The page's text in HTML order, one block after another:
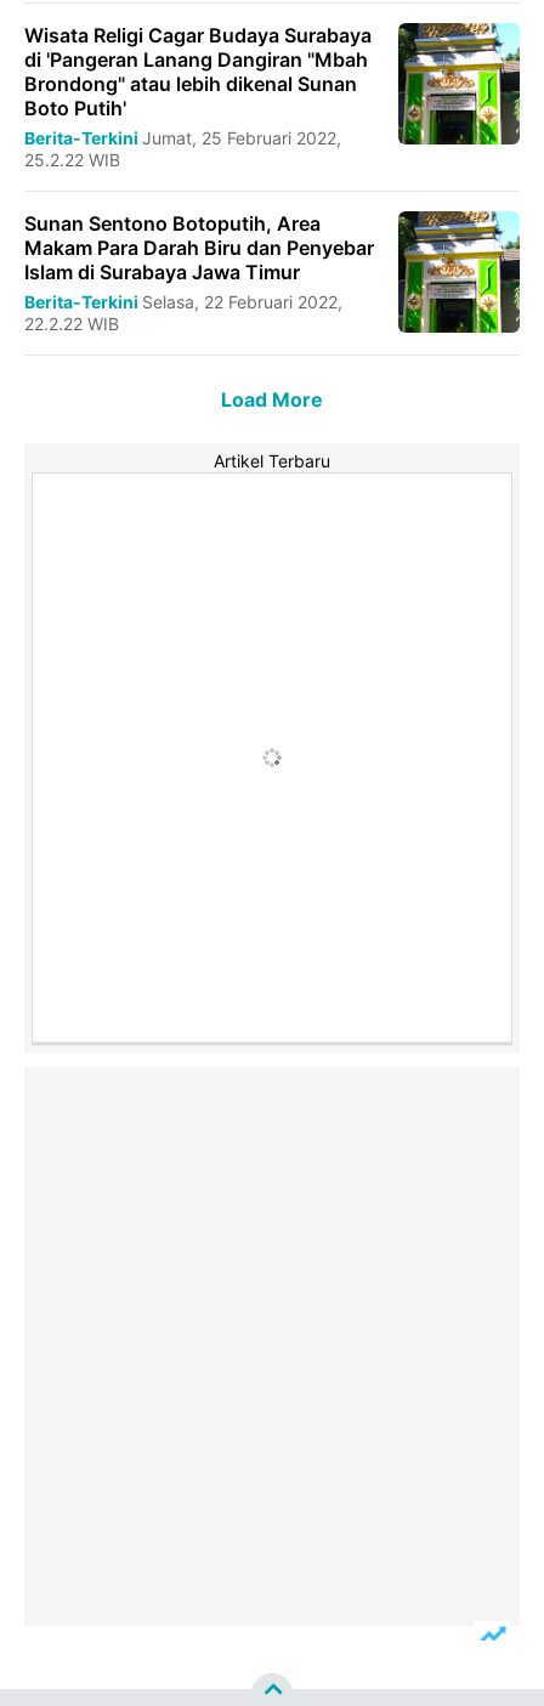
Wisata Religi Cagar Budaya Surabaya
di 'Pangeran Lanang Dangiran "Mbah
Brondong" atau lebih dikenal Sunan
Boto Putih'
Berita-Terkini Jumat, 25 Februari 2022,
25.2.22 WIB
Sunan Sentono Botoputih, Area
Makam Para Darah Biru dan Penyebar
Islam di Surabaya Jawa Timur
Berita-Terkini Selasa, 22 Februari 2022,
22.2.22 WIB
Load More
Artikel Terbaru